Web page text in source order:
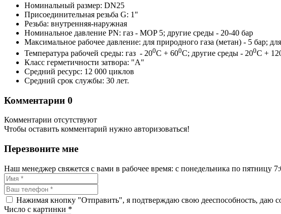
Номинальный размер: DN25
Присоединительная резьба G: 1"
Резьба: внутренняя-наружная
Номинальное давление PN: газ - MOP 5; другие среды - 20-40 бар
Максимальное рабочее давление: для природного газа (метан) - 5 бар;
Температура рабочей среды: газ - 200C + 600C; другие среды - 200C +
Класс герметичности затвора: "А"
Средний ресурс: 12 000 циклов
Средний срок службы: 30 лет.
Комментарии 0
Комментарии отсутствуют
Чтобы оставить комментарий нужно авторизоваться!
Перезвоните мне
Наш менеджер свяжется с вами в рабочее время: с понедельника по пятницу
Нажимая кнопку "Отправить", я подтверждаю свою дееспособность, даю
Число с картинки *